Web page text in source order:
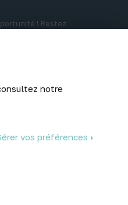
notre
vos préférences
! Restez
vous